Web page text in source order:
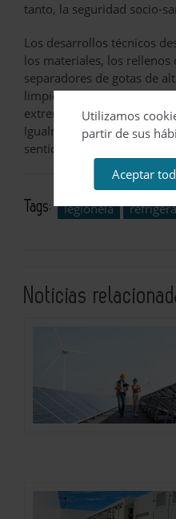
tanto, la seguridad socio-
Los desarrollos técnicos
los materiales, los rellenos
separadores de gotas de
limpieza de la torre se
extrema a través de
Igualmente, los sistemas
sentido.
Tags: legionela
Noticias
Utilizamos
partir de sus
Aceptar